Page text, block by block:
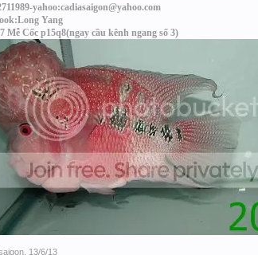
yahoo:cadiasaigon@yahoo.com
Yang
Mễ Cốc p15q8(ngay cầu kênh ngang số 3)
13/6/13